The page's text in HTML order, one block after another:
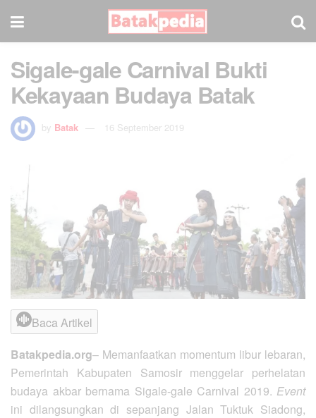
Sigale-gale Carnival Bukti
Kekayaan Budaya Batak
by Batak 16 September 2019
Baca Artikel
Batakpedia.org– Memanfaatkan momentum libur lebaran,
Pemerintah Kabupaten Samosir menggelar perhelatan
budaya akbar bernama Sigale-gale Carnival 2019. Event
ini dilangsungkan di sepanjang Jalan Tuktuk Siadong,